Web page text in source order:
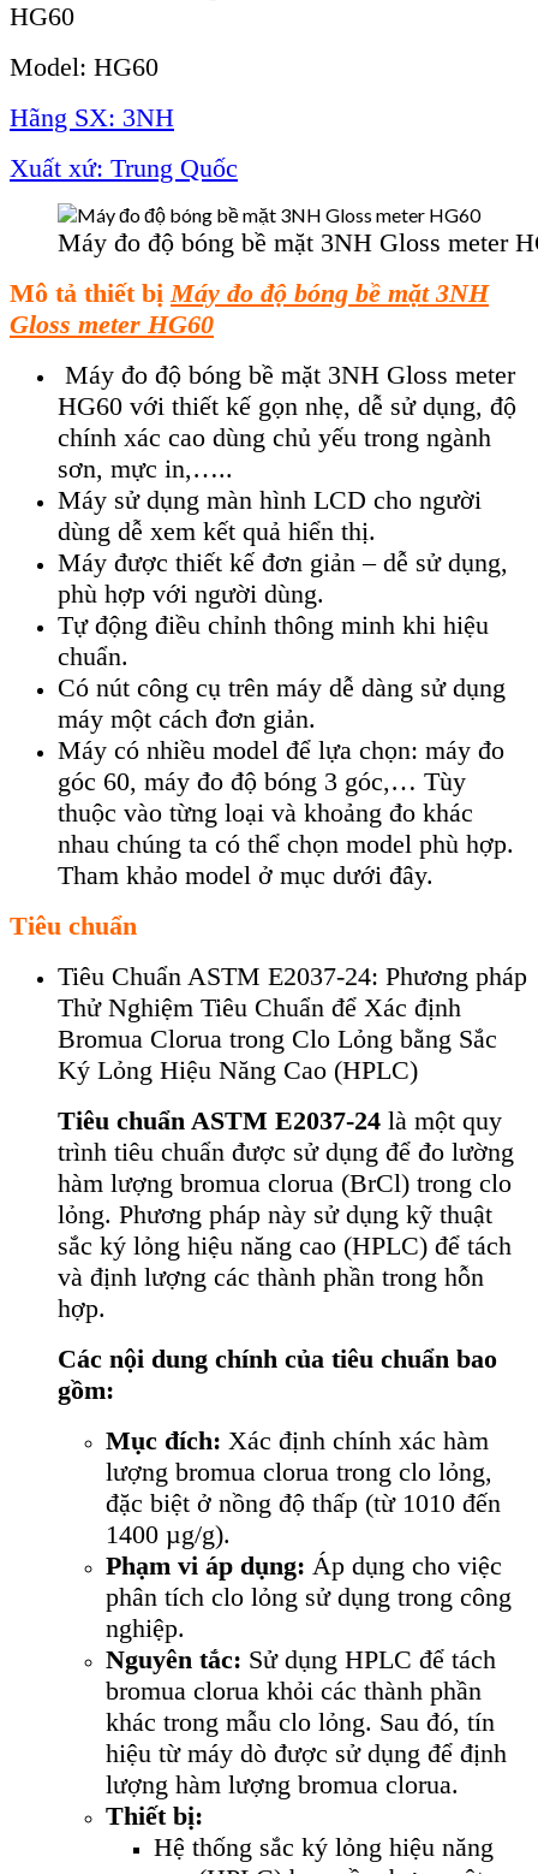
HG60
Model: HG60
Hãng SX: 3NH
Xuất xứ: Trung Quốc
Máy đo độ bóng bề mặt 3NH Gloss meter
Mô tả thiết bịMáy đo độ bóng bề mặt 3NH
Gloss meter HG60
Máy đo độ bóng bề mặt 3NH Gloss meter
HG60 với thiết kế gọn nhẹ, dễ sử dụng, độ
chính xác cao dùng chủ yếu trong ngành
sơn, mực in,…..
Máy sử dụng màn hình LCD cho người
dùng dễ xem kết quả hiển thị.
Máy được thiết kế đơn giản – dễ sử dụng,
phù hợp với người dùng.
Tự động điều chỉnh thông minh khi hiệu
chuẩn.
Có nút công cụ trên máy dễ dàng sử dụng
máy một cách đơn giản.
Máy có nhiều model để lựa chọn: máy đo
góc 60, máy đo độ bóng 3 góc,… Tùy
thuộc vào từng loại và khoảng đo khác
nhau chúng ta có thể chọn model phù hợp.
Tham khảo model ở mục dưới đây.
Tiêu chuẩn
Tiêu Chuẩn ASTM E2037-24: Phương pháp
Thử Nghiệm Tiêu Chuẩn để Xác định
Bromua Clorua trong Clo Lỏng bằng Sắc
Ký Lỏng Hiệu Năng Cao (HPLC)
Tiêu chuẩn ASTM E2037-24 là một quy
trình tiêu chuẩn được sử dụng để đo lường
hàm lượng bromua clorua (BrCl) trong clo
lỏng. Phương pháp này sử dụng kỹ thuật
sắc ký lỏng hiệu năng cao (HPLC) để tách
và định lượng các thành phần trong hỗn
hợp.
Các nội dung chính của tiêu chuẩn bao
gồm:
Mục đích: Xác định chính xác hàm
lượng bromua clorua trong clo lỏng,
đặc biệt ở nồng độ thấp (từ 1010 đến
1400 µg/g).
Phạm vi áp dụng: Áp dụng cho việc
phân tích clo lỏng sử dụng trong công
nghiệp.
Nguyên tắc: Sử dụng HPLC để tách
bromua clorua khỏi các thành phần
khác trong mẫu clo lỏng. Sau đó, tín
hiệu từ máy dò được sử dụng để định
lượng hàm lượng bromua clorua.
Thiết bị:
Hệ thống sắc ký lỏng hiệu năng